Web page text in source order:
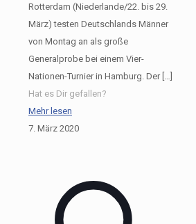
Rotterdam (Niederlande/22. bis 29.
März) testen Deutschlands Männer
von Montag an als große
Generalprobe bei einem Vier-
Nationen-Turnier in Hamburg. Der[…]
Hat es Dir gefallen?
Mehr lesen
7. März 2020